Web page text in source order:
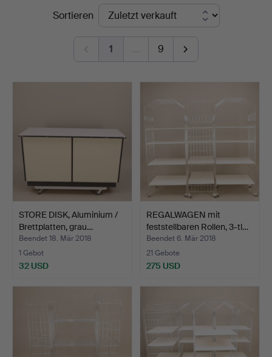
Leiflers
Auktionshus
EndpreiseSortieren
1 … 9
STORE DISK, Aluminium /
Brettplatten, grau…
Beendet 18. Mär 2018
1 Gebot
32 USD
REGALWAGEN mit
feststellbaren Rollen, 3-tl…
Beendet 6. Mär 2018
21 Gebote
275 USD